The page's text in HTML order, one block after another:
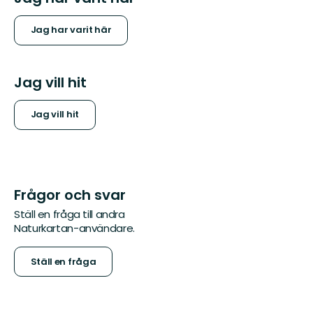
Jag har varit här
Jag vill hit
Jag vill hit
Frågor och svar
Ställ en fråga till andra
Naturkartan-användare.
Ställ en fråga